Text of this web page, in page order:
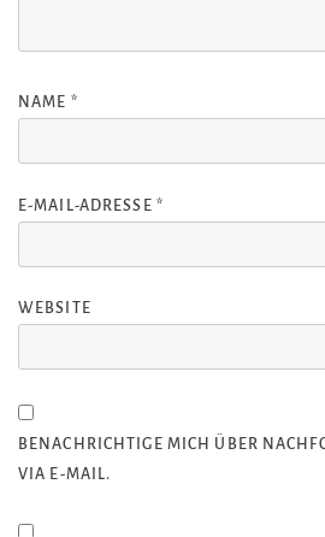
NAME *
E-MAIL-ADRESSE *
WEBSITE
BENACHRICHTIGE MICH ÜBER
VIA E-MAIL.